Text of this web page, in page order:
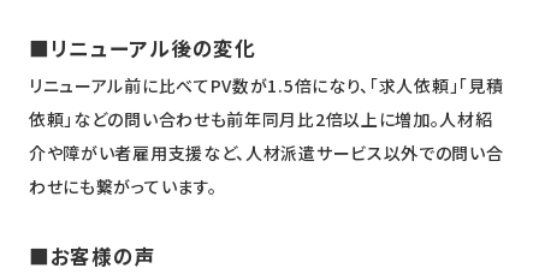
■リニューアル後の変化
リニューアル前に比べてPV数が1.5倍になり、「求人依頼」「見積
依頼」などの問い合わせも前年同月比2倍以上に増加。人材紹
介や障がい者雇用支援など、人材派遣サービス以外での問い合
わせにも繋がっています。
■お客様の声